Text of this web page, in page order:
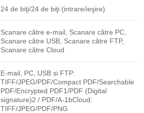
24 de biţi/24 de biţi (intrare/ieşire)
Scanare către e-mail, Scanare către PC,
Scanare către USB, Scanare către FTP,
Scanare către Cloud
E-mail, PC, USB si FTP:
TIFF/JPEG/PDF/Compact PDF/Searchable
PDF/Encrypted PDF1/PDF (Digital
signature)2 / PDF/A-1bCloud:
TIFF/JPEG/PDF/PNG